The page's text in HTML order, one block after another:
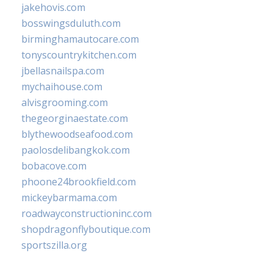
jakehovis.com
bosswingsduluth.com
birminghamautocare.com
tonyscountrykitchen.com
jbellasnailspa.com
mychaihouse.com
alvisgrooming.com
thegeorginaestate.com
blythewoodseafood.com
paolosdelibangkok.com
bobacove.com
phoone24brookfield.com
mickeybarmama.com
roadwayconstructioninc.com
shopdragonflyboutique.com
sportszilla.org